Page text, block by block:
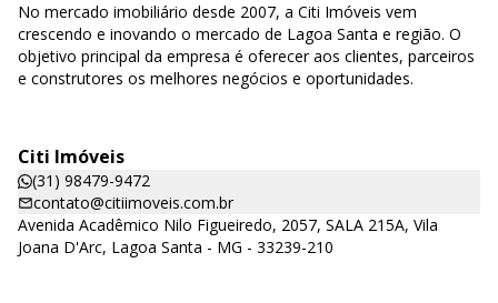
No mercado imobiliário desde 2007, a Citi Imóveis vem
crescendo e inovando o mercado de Lagoa Santa e região. O
objetivo principal da empresa é oferecer aos clientes, parceiros
e construtores os melhores negócios e oportunidades.
Citi Imóveis
(31) 98479-9472
contato@citiimoveis.com.br
Avenida Acadêmico Nilo Figueiredo, 2057, SALA 215A, Vila
Joana D'Arc, Lagoa Santa - MG - 33239-210